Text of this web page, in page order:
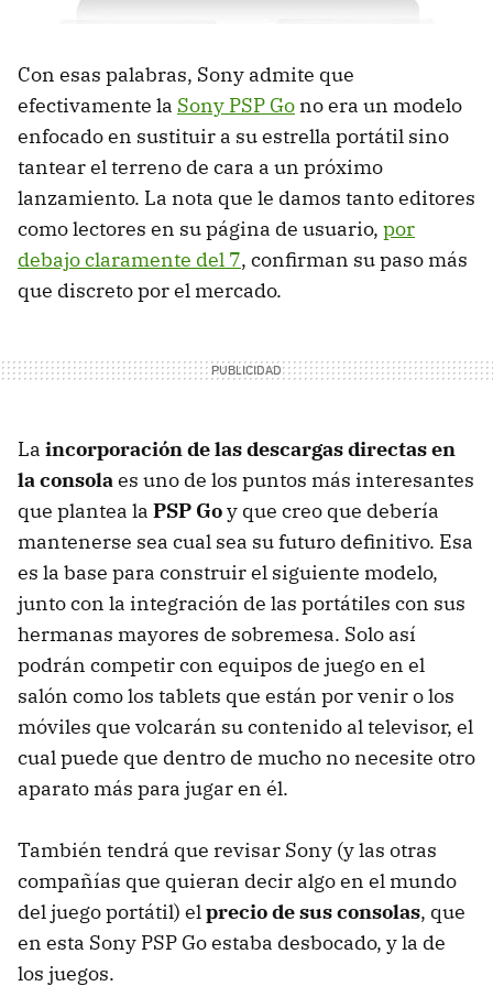
Con esas palabras, Sony admite que
efectivamente la Sony PSP Go no era un modelo
enfocado en sustituir a su estrella portátil sino
tantear el terreno de cara a un próximo
lanzamiento. La nota que le damos tanto editores
como lectores en su página de usuario, por
debajo claramente del 7, confirman su paso más
que discreto por el mercado.
La incorporación de las descargas directas en
la consolaes uno de los puntos más interesantes
que plantea la PSP Goy que creo que debería
mantenerse sea cual sea su futuro definitivo. Esa
es la base para construir el siguiente modelo,
junto con la integración de las portátiles con sus
hermanas mayores de sobremesa. Solo así
podrán competir con equipos de juego en el
salón como los tablets que están por venir o los
móviles que volcarán su contenido al televisor, el
cual puede que dentro de mucho no necesite otro
aparato más para jugar en él.
También tendrá que revisar Sony (y las otras
compañías que quieran decir algo en el mundo
del juego portátil) elprecio de sus consolas, que
en esta Sony PSP Go estaba desbocado, y la de
los juegos.